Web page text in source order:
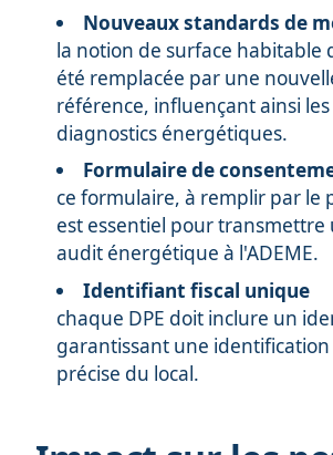
Nouveaux standards de
la notion de surface habitable
été remplacée par une
référence, influençant ainsi
diagnostics énergétiques.
Formulaire de
ce formulaire, à remplir par le
est essentiel pour transmettre
audit énergétique à l'ADEME.
Identifiant fiscal unique
chaque DPE doit inclure un
garantissant une
précise du local.